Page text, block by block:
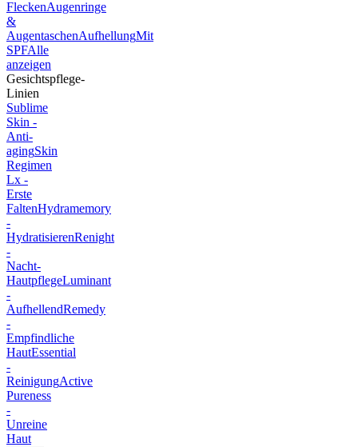
FleckenAugenringe
&
AugentaschenAufhellungMit
SPFAlle
anzeigen
Gesichtspflege-
Linien
Sublime
Skin -
Anti-
agingSkin
Regimen
Lx -
Erste
FaltenHydramemory
-
HydratisierenRenight
-
Nacht-
HautpflegeLuminant
-
AufhellendRemedy
-
Empfindliche
HautEssential
-
ReinigungActive
Pureness
-
Unreine
Haut